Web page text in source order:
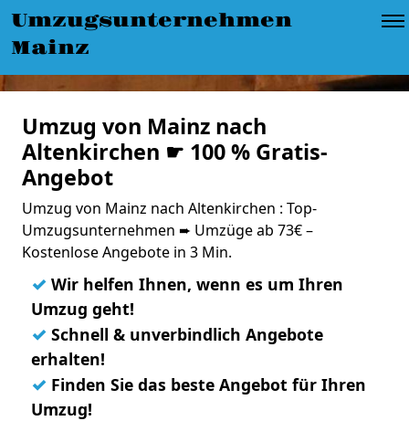
Umzugsunternehmen
Mainz
Umzug von Mainz nach
Altenkirchen ☛ 100 % Gratis-
Angebot
Umzug von Mainz nach Altenkirchen : Top-
Umzugsunternehmen ➨ Umzüge ab 73€ –
Kostenlose Angebote in 3 Min.
✓ Wir helfen Ihnen, wenn es um Ihren
Umzug geht!
✓ Schnell & unverbindlich Angebote
erhalten!
✓ Finden Sie das beste Angebot für Ihren
Umzug!